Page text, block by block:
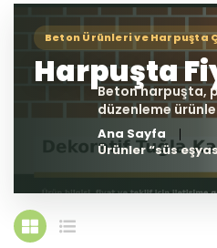
Ana Sayfa
Ürünler “süs